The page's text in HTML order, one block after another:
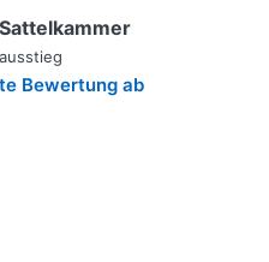
Bewertung ab